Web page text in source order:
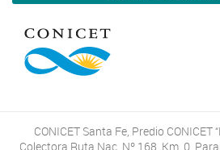
CONICET Santa Fe, Predio CONICET
Colectora Ruta Nac. Nº 168, Km. 0,